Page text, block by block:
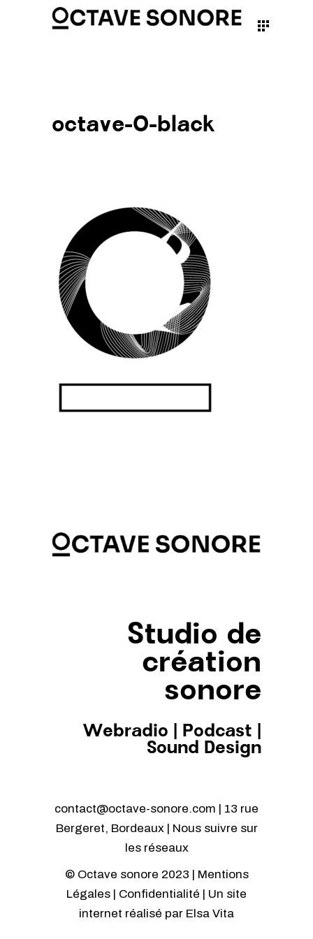
octave-O-black
Studio de
création
sonore
Webradio Podcast
Sound Design
contact@octave-sonore.com | 13 rue
Bergeret, Bordeaux | Nous suivre sur
les réseaux
© Octave sonore 2023 | Mentions
Légales | Confidentialité | Un site
internet réalisé par Elsa Vita